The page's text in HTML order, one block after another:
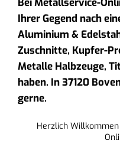
Bei Metallservice-
Ihrer Gegend nach
Aluminium &
Zuschnitte, Kupfer-
Metalle Halbzeuge,
haben. In 37120
gerne.
Herzlich